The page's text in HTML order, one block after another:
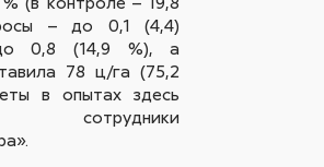
– до 0,1 (4,4)
0,8 (14,9 %), а
78 ц/га (75,2
в опытах здесь
сотрудники